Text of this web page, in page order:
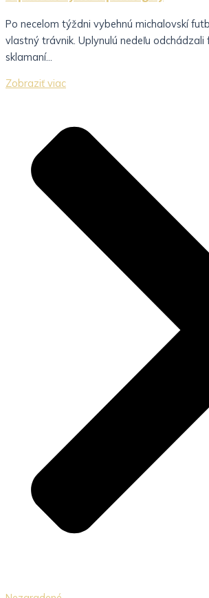
Po necelom týždni vybehnú michalovskí
vlastný trávnik. Uplynulú nedeľu odchádzali
sklamaní...
Zobraziť viac